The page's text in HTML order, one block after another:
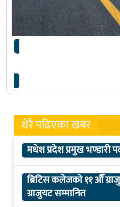
चौबीस महिना ठेक्का अवधि
आयोजना एक…
धेरै पढिएका खबर
मधेश प्रदेश प्रमुख भण्डारी
ब्रिटिस कलेजको ११ औँ
ग्राजुयट सम्मानित